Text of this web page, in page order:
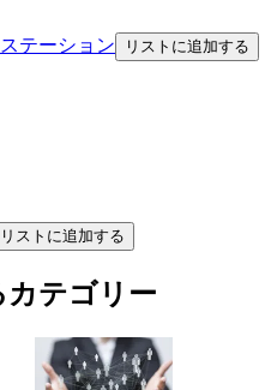
テーション リストに追加する
リストに追加する
カテゴリー